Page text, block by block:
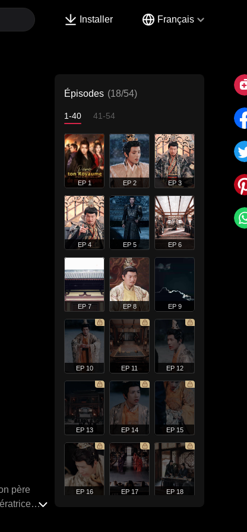
Installer Français
père
Épisodes (18/54)
1-40 41-54
EP 1 EP 2 EP 3
EP 4 EP 5 EP 6
EP 7 EP 8 EP 9
EP 10 EP 11 EP 12
EP 13 EP 14 EP 15
EP 16 EP 17 EP 18